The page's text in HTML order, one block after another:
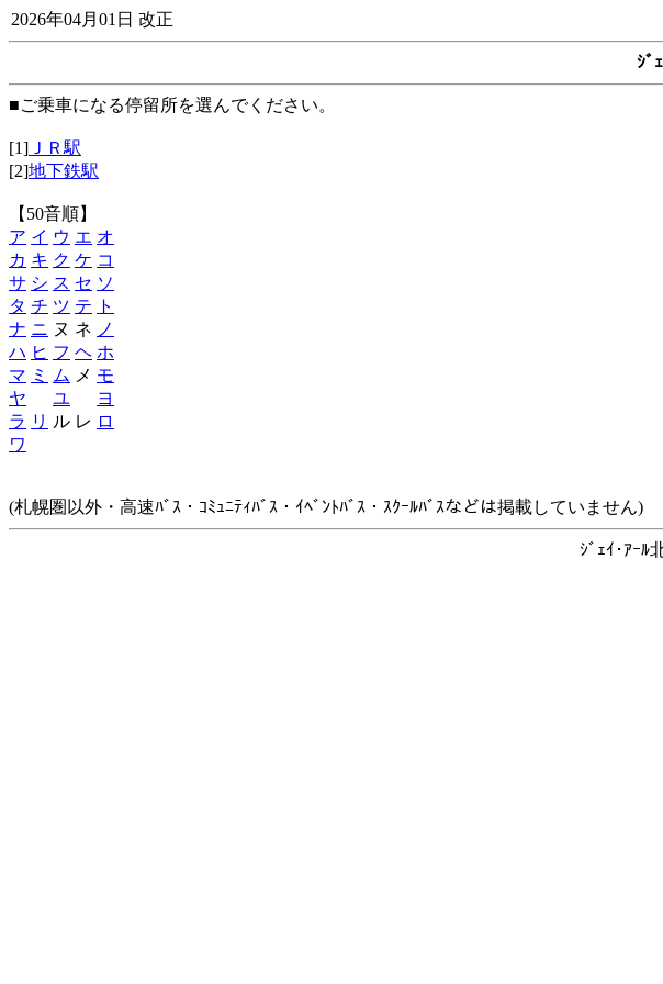
2026年04月01日 改正
ｼﾞ
■ご乗車になる停留所を選んでください。
[1] ＪＲ駅
[2]地下鉄駅
【50音順】
ア イ ウ エ オ
カ キ ク ケ コ
サ シ ス セ ソ
タ チ ツ テ
ト
ナ ニ ヌ ネ ノ
ハ ヒ フ ヘ ホ
マ ミ ム メ モ
ヤ
ユ
ヨ
ラ リ ル レ ロ
ワ
(札幌圏以外・高速ﾊﾞｽ・ｺﾐｭﾆﾃｨﾊﾞｽ・ｲﾍﾞﾝﾄﾊﾞｽ・ｽｸｰﾙﾊﾞｽなどは掲載していません)
ｼﾞｪｲ･ｱｰﾙ